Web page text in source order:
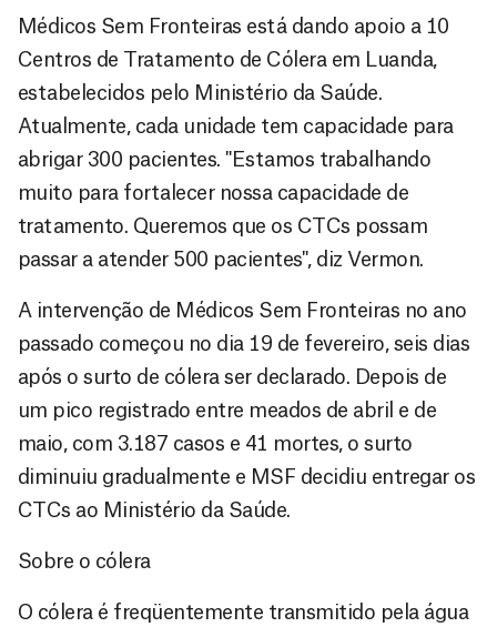
Médicos Sem Fronteiras está dando apoio a 10
Centros de Tratamento de Cólera em Luanda,
estabelecidos pelo Ministério da Saúde.
Atualmente, cada unidade tem capacidade para
abrigar 300 pacientes. "Estamos trabalhando
muito para fortalecer nossa capacidade de
tratamento. Queremos que os CTCs possam
passar a atender 500 pacientes", diz Vermon.
A intervenção de Médicos Sem Fronteiras no ano
passado começou no dia 19 de fevereiro, seis dias
após o surto de cólera ser declarado. Depois de
um pico registrado entre meados de abril e de
maio, com 3.187 casos e 41 mortes, o surto
diminuiu gradualmente e MSF decidiu entregar os
CTCs ao Ministério da Saúde.
Sobre o cólera
O cólera é freqüentemente transmitido pela água